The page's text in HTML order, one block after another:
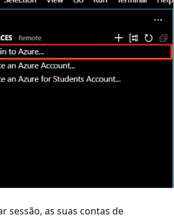
sessão, as suas contas de